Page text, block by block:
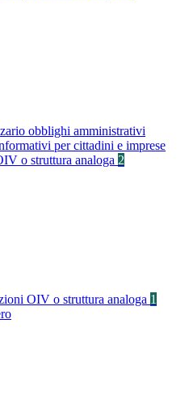
obblighi amministrativi
per cittadini e imprese
o struttura analoga 2
OIV o struttura analoga 1